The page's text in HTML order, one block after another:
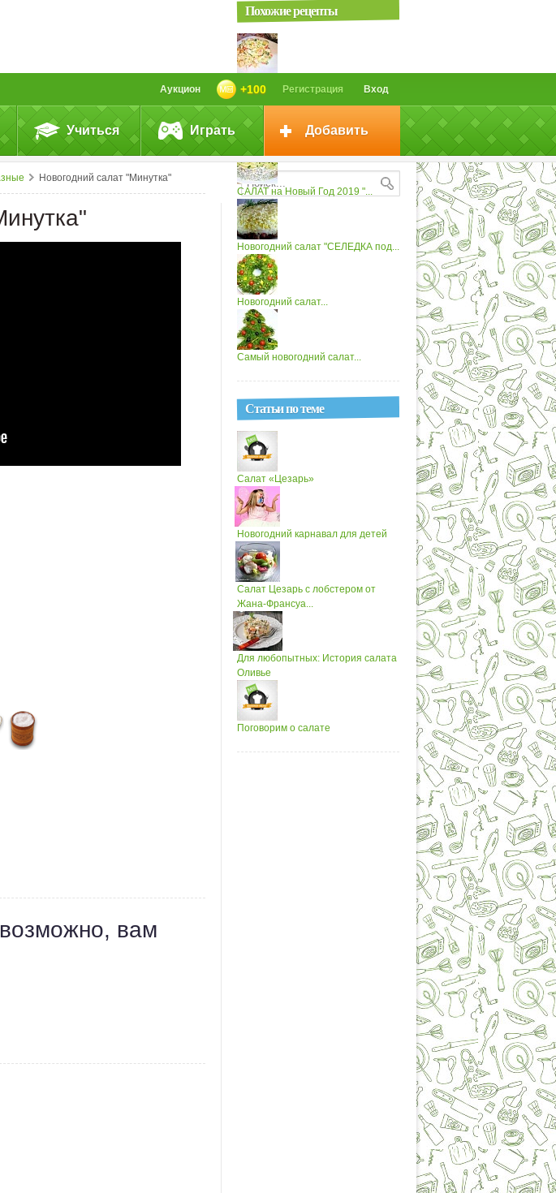
Вход
Регистрация
+100
Аукцион
Учиться Играть Добавить
Новогодний салат "Минутка"
вам
Похожие рецепты
Новогодний салат "Еловые...
САЛАТ на Новый Год 2019 "...
Новогодний салат "СЕЛЕДКА под...
Новогодний салат...
Самый новогодний салат...
Статьи по теме
Салат «Цезарь»
Новогодний карнавал для детей
Салат Цезарь с лобстером от
Жана-Франсуа...
Для любопытных: История салата
Оливье
Поговорим о салате